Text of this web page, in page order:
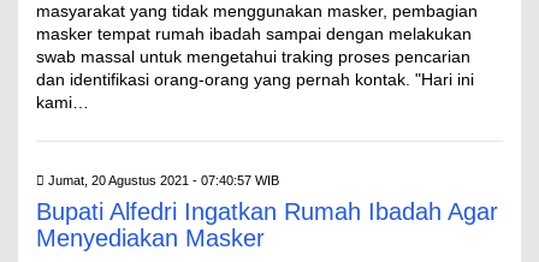
masyarakat yang tidak menggunakan masker, pembagian
masker tempat rumah ibadah sampai dengan melakukan
swab massal untuk mengetahui traking proses pencarian
dan identifikasi orang-orang yang pernah kontak. "Hari ini
kami…
Jumat, 20 Agustus 2021 - 07:40:57 WIB
Bupati Alfedri Ingatkan Rumah Ibadah Agar
Menyediakan Masker